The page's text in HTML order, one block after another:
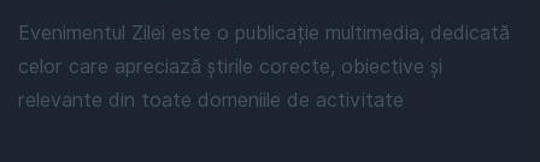
Evenimentul Zilei este o publicație multimedia, dedicată
celor care apreciază știrile corecte, obiective și
relevante din toate domeniile de activitate